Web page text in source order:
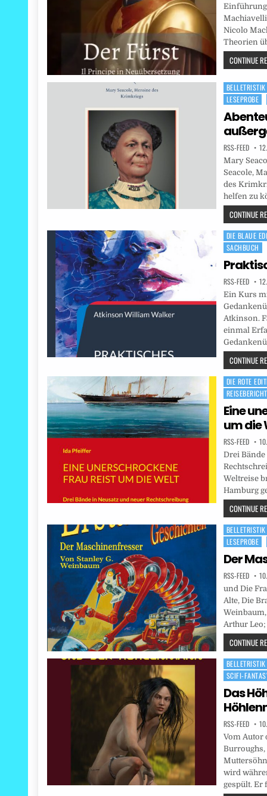
Nicolo
Theorien
CONTINUE
Posted
in
BELLETRISTIK
LESEPROBE
RSS-FEED
Mary
Seacole,
des
helfen zu
CONTINUE
Posted
in
DIE BLAUE
SACHBUCH
RSS-FEED
Ein Kurs
Atkinson.
einmal
CONTINUE
Posted
in
DIE ROTE
Eine
um die
RSS-FEED
Drei
Weltreise
Hamburg
CONTINUE
Posted
in
BELLETRISTIK
LESEPROBE
Der
RSS-FEED
und Die
Alte, Die
Arthur Leo;
CONTINUE
Posted
in
BELLETRISTIK
SCIFI-
Das
RSS-FEED
Vom Autor
Burroughs,
wird
gespült. Er